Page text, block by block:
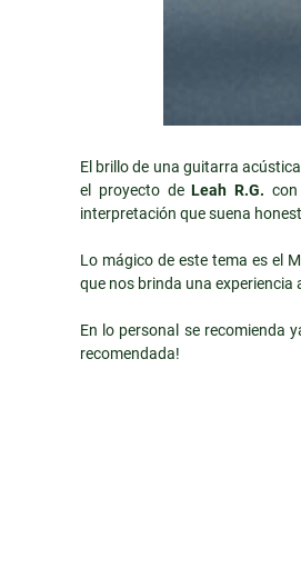
El brillo de una guitarra
el proyecto deLeah R.G.
interpretación que suena
Lo mágico de este tema es el
que nos brinda una
En lo personal se recomienda
recomendada!